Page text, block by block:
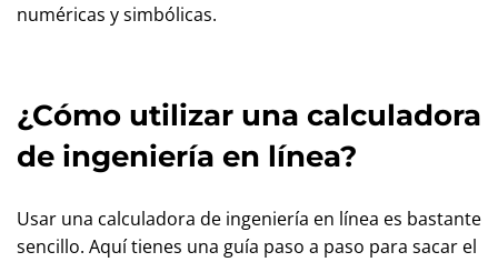
numéricas y simbólicas.
¿Cómo utilizar una calculadora
de ingeniería en línea?
Usar una calculadora de ingeniería en línea es bastante
sencillo. Aquí tienes una guía paso a paso para sacar el